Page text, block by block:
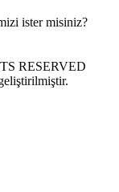
ister misiniz?
RESERVED